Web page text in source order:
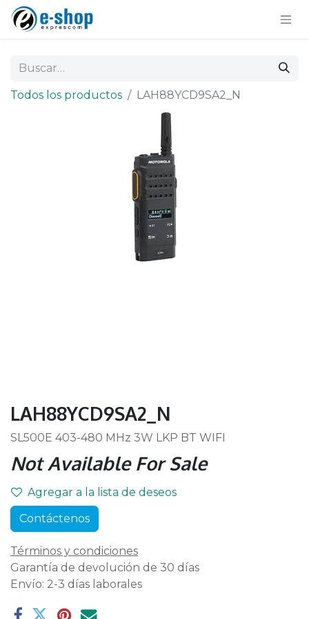
Todos los productos LAH88YCD9SA2_N
LAH88YCD9SA2_N
SL500E 403-480 MHz 3W LKP BT WIFI
Not Available For Sale
Agregar a la lista de deseos
Contáctenos
Términos y condiciones
Garantía de devolución de 30 días
Envío: 2-3 días laborales